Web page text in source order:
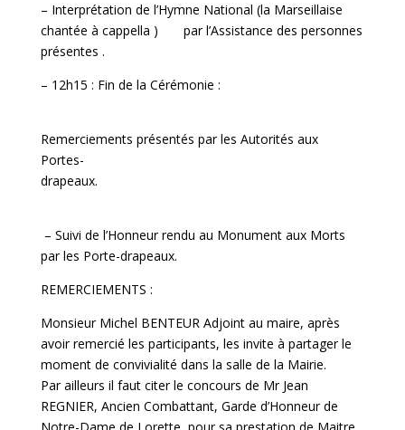
– Interprétation de l’Hymne National (la Marseillaise
chantée à cappella ) par l’Assistance des personnes
présentes .
– 12h15 : Fin de la Cérémonie :
Remerciements présentés par les Autorités aux
Portes-
drapeaux.
– Suivi de l’Honneur rendu au Monument aux Morts
par les Porte-drapeaux.
REMERCIEMENTS :
Monsieur Michel BENTEUR Adjoint au maire, après
avoir remercié les participants, les invite à partager le
moment de convivialité dans la salle de la Mairie.
Par ailleurs il faut citer le concours de Mr Jean
REGNIER, Ancien Combattant, Garde d’Honneur de